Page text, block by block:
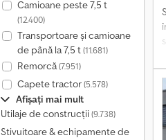
Camioane peste 7,5 t
(12.400)
Transportoare și camioane
de până la 7,5 t(11.681)
Remorcă(7.951)
Capete tractor(5.578)
Afișați mai mult
Utilaje de construcții(9.738)
Stivuitoare & echipamente de